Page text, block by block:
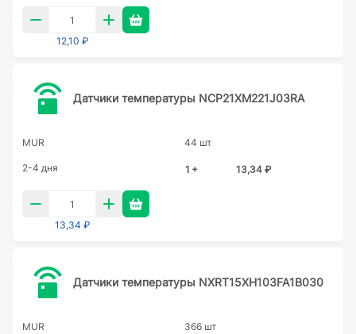
12,10 ₽
Датчики температуры NCP21XM221J03RA
MUR 44 шт
2-4 дня 1 + 13,34 ₽
13,34 ₽
Датчики температуры NXRT15XH103FA1B030
MUR 366 шт